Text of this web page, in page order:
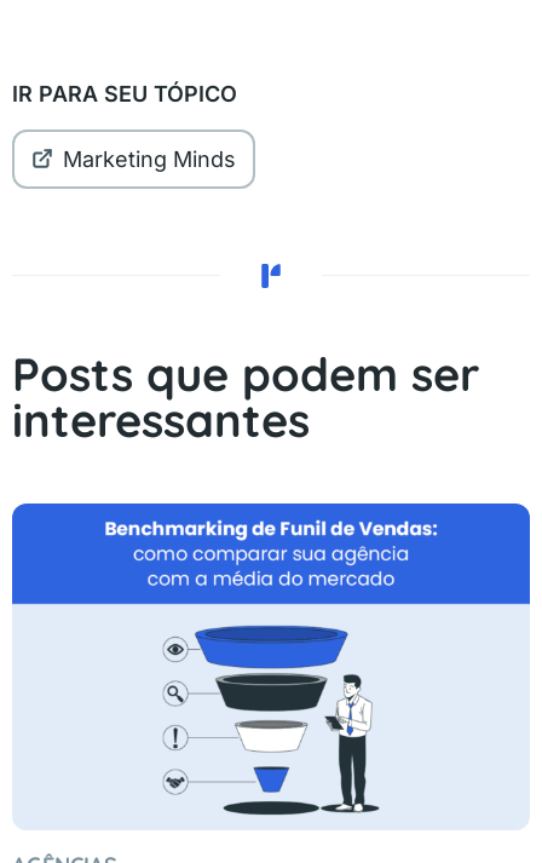
IR PARA SEU TÓPICO
Marketing Minds
Posts que podem ser
interessantes